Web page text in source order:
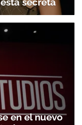
en el nuevo